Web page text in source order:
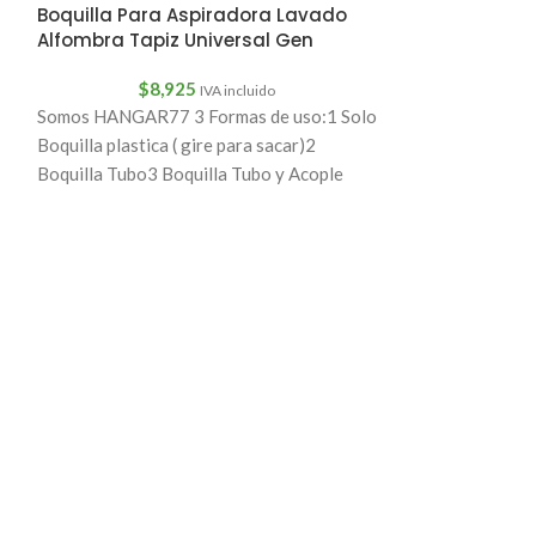
Boquilla Para Aspiradora Lavado
Alfombra Tapiz Universal Gen
$8,925 IVA incluido
Somos HANGAR77 3 Formas de uso:1 Solo
Boquilla plastica ( gire para sacar)2
Boquilla Tubo3 Boquilla Tubo y Acople